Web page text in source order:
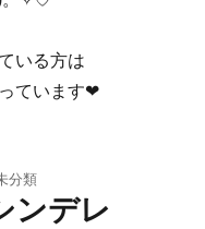
いる方は
ています❤
分類
ンデレ